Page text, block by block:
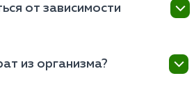
от зависимости
и чревато рецидивом.
из организма?